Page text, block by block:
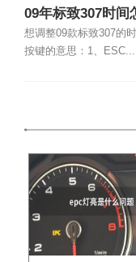
09年标致307时间
想调整09款标致307的
按键的意思：1、ESC...